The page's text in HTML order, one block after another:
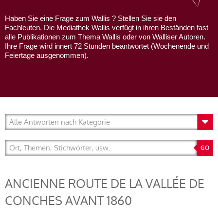
Haben Sie eine Frage zum Wallis ? Stellen Sie sie den
Fachleuten. Die Mediathek Wallis verfügt in ihren Beständen fast
alle Publikationen zum Thema Wallis oder von Walliser Autoren.
Ihre Frage wird innert 72 Stunden beantwortet (Wochenende und
Feiertage ausgenommen).
ANCIENNE ROUTE DE LA VALLÉE DE
CONCHES AVANT 1860